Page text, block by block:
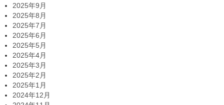
2025年9月
2025年8月
2025年7月
2025年6月
2025年5月
2025年4月
2025年3月
2025年2月
2025年1月
2024年12月